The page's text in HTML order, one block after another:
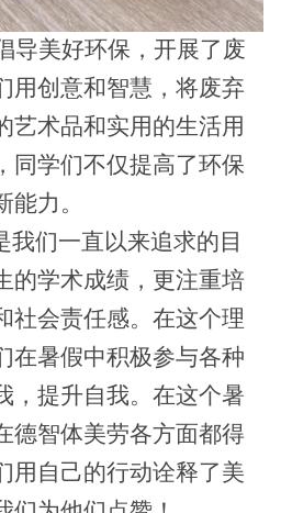
导美好环保，开展了废
用创意和智慧，将废弃
艺术品和实用的生活用
同学们不仅提高了环保
力。
我们一直以来追求的目
的学术成绩，更注重培
社会责任感。在这个理
在暑假中积极参与各种
，提升自我。在这个暑
德智体美劳各方面都得
用自己的行动诠释了美